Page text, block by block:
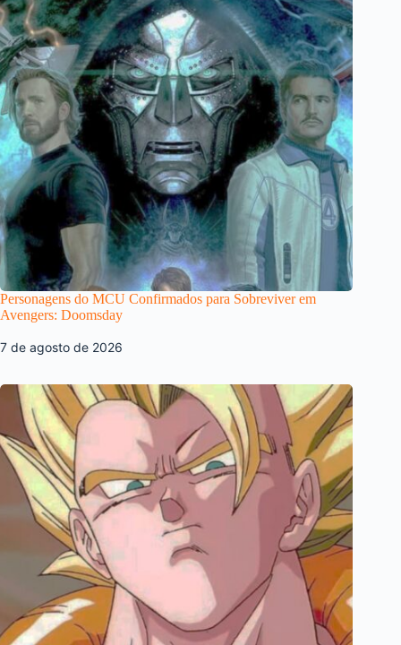
Personagens do MCU Confirmados para Sobreviver em
Avengers: Doomsday
7 de agosto de 2026